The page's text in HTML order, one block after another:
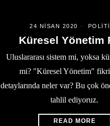
24 NISAN 2020
Küresel Yönetim
Uluslararası sistem mi, yoksa
mi? "Küresel Yönetim"
detaylarında neler var? Bu çok
tahlil ediyoruz.
READ MORE